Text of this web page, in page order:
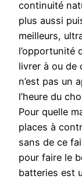
continuité
plus aussi
meilleurs,
l’opportunité
livrer à ou de
n’est pas un
l’heure du
Pour quelle
places à
sans de ce
pour faire le
batteries est